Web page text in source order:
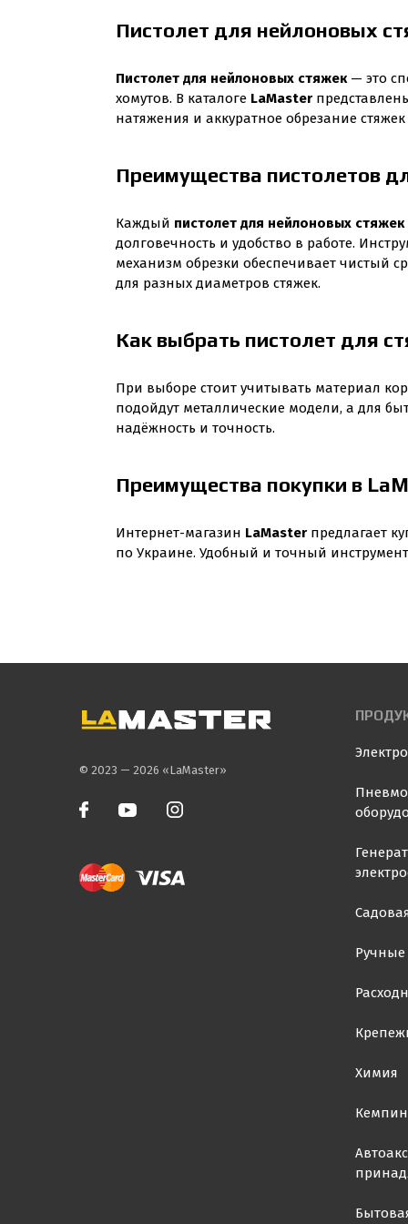
Пистолет для нейлоновых
Пистолет для нейлоновых стяжек— это
хомутов. В каталоге LaMaster
натяжения и аккуратное обрезание
Преимущества пистолетов
Каждый пистолет для нейлоновых стяжек
долговечность и удобство в работе.
механизм обрезки обеспечивает чистый
для разных диаметров стяжек.
Как выбрать пистолет для
При выборе стоит учитывать материал
подойдут металлические модели, а для
надёжность и точность.
Преимущества покупки в
Интернет-магазин LaMaster предлагает
по Украине. Удобный и точный
© 2023 — 2026 «LaMaster»
Химия